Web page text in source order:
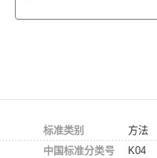
标准类别
方法
中国标准分类号
K04